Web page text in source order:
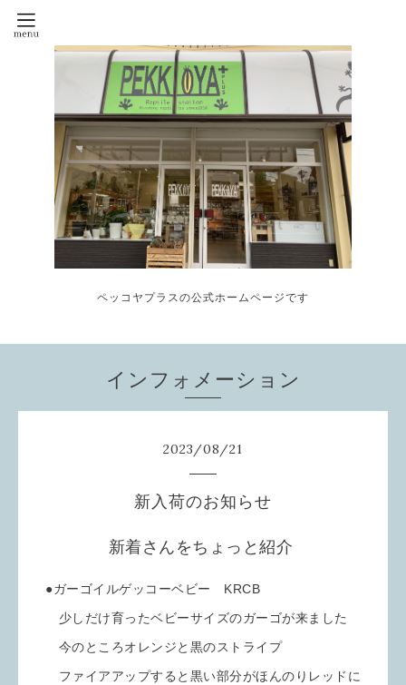
ペッコヤプラスの公式ホームページです
インフォメーション
2023/08/21
新入荷のお知らせ
新着さんをちょっと紹介
●ガーゴイルゲッコーベビー KRCB
少しだけ育ったベビーサイズのガーゴが来ました
今のところオレンジと黒のストライプ
ファイアアップすると黒い部分がほんのりレッドに